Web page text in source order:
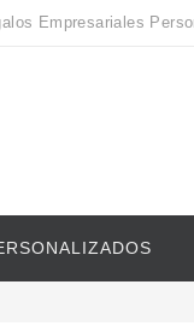
Empresariales